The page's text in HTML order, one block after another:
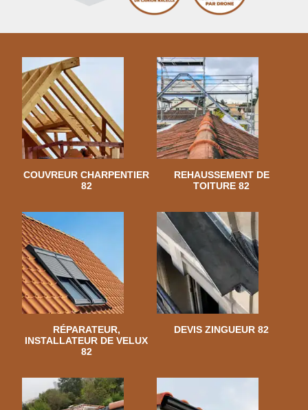
COUVREUR CHARPENTIER
82
REHAUSSEMENT DE
TOITURE 82
RÉPARATEUR,
INSTALLATEUR DE VELUX
82
DEVIS ZINGUEUR 82